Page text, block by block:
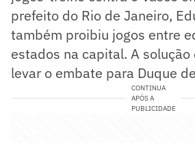
prefeito do Rio de Janeiro,
também proibiu jogos entre
estados na capital. A
levar o embate para Duque
CONTINUA
APÓS A
PUBLICIDADE